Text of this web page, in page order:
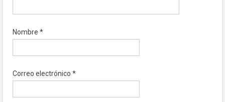
Nombre *
Correo electrónico *